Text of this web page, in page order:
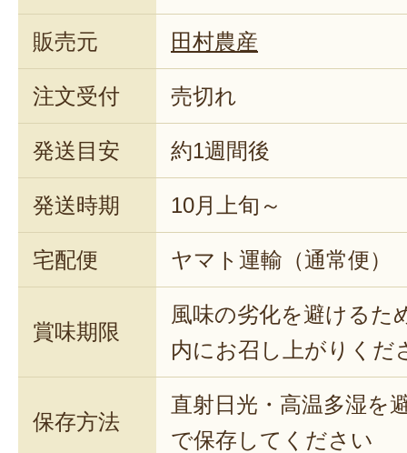
販売元 田村農産
注文受付 売切れ
発送目安 約1週間後
発送時期 10月上旬～
宅配便 ヤマト運輸（通常便）
賞味期限
風味の劣化を避けるた
内にお召し上がりくだ
保存方法
直射日光・高温多湿を
で保存してください